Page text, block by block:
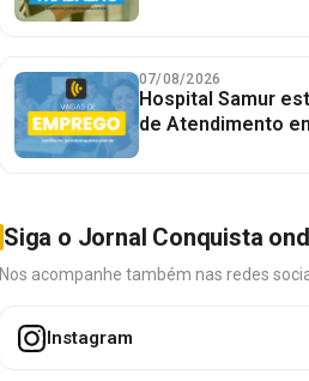
07/08/2026
Hospital Samur
de Atendimento
Siga o Jornal Conquista
Nos acompanhe também nas redes
Instagram